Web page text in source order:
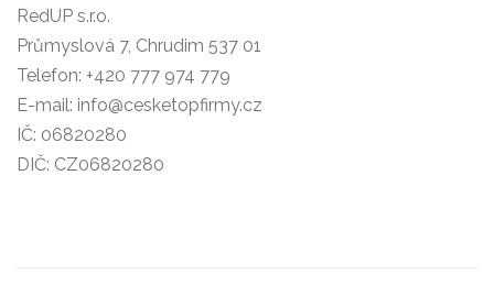
RedUP s.r.o.
Průmyslová 7, Chrudim 537 01
Telefon: +420 777 974 779
E-mail: info@cesketopfirmy.cz
IČ: 06820280
DIČ: CZ06820280